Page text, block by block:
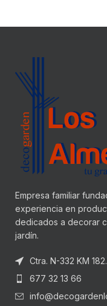
Empresa familiar
experiencia en
dedicados a decorar
jardín.
Ctra. N-332 KM
677 32 13 66